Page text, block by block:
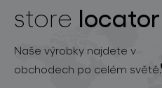
store locator
Naše výrobky najdete v
obchodech po celém světě.